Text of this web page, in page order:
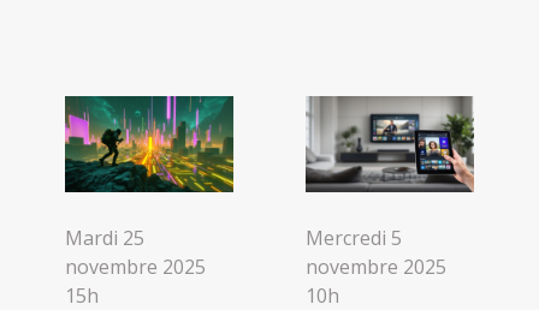
Mardi 25
novembre 2025
15h
Mercredi 5
novembre 2025
10h